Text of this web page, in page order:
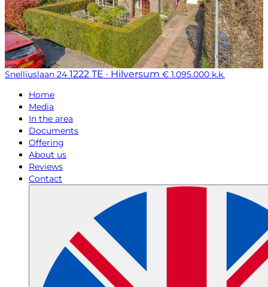
Snelliuslaan 24 1222 TE · Hilversum € 1.095.000 k.k.
Home
Media
In the area
Documents
Offering
About us
Reviews
Contact